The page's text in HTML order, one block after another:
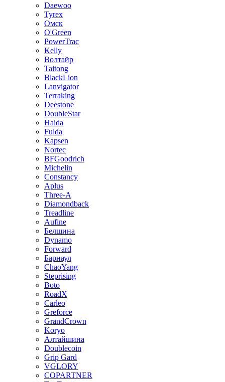
Daewoo
Tyrex
Омск
O'Green
PowerTrac
Kelly
Волтайр
Taitong
BlackLion
Lanvigator
Terraking
Deestone
DoubleStar
Haida
Fulda
Kapsen
Nortec
BFGoodrich
Michelin
Constancy
Aplus
Three-A
Diamondback
Treadline
Aufine
Белшина
Dynamo
Forward
Барнаул
ChaoYang
Steprising
Boto
RoadX
Carleo
Greforce
GrandCrown
Koryo
Алтайшина
Doublecoin
Grip Gard
VGLORY
COPARTNER